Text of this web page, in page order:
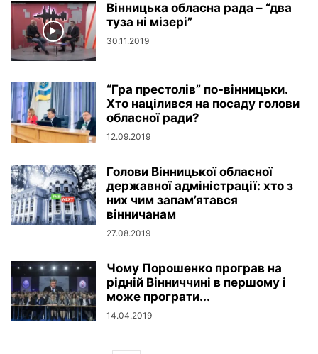
Вінницька обласна рада – “два
туза ні мізері”
30.11.2019
“Гра престолів” по-вінницьки.
Хто націлився на посаду голови
обласної ради?
12.09.2019
Голови Вінницької обласної
державної адміністрації: хто з
них чим запам’ятався
вінничанам
27.08.2019
Чому Порошенко програв на
рідній Вінниччині в першому і
може програти...
14.04.2019